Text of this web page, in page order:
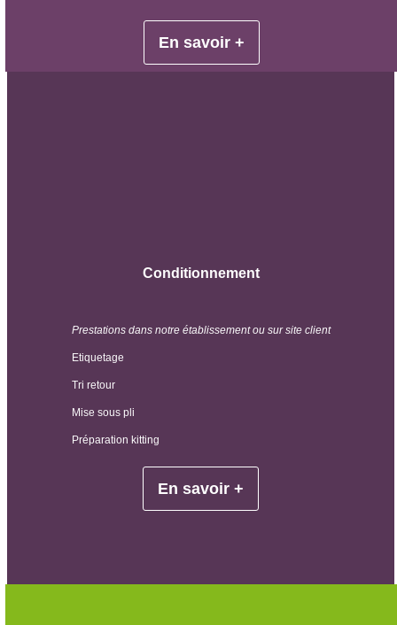
En savoir +
Conditionnement
Prestations dans notre établissement ou sur site client
Etiquetage
Tri retour
Mise sous pli
Préparation kitting
En savoir +